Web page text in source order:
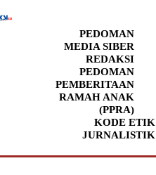
PEDOMAN
MEDIA SIBER
REDAKSI
PEDOMAN
PEMBERITAAN
RAMAH ANAK
(PPRA)
KODE ETIK
JURNALISTIK